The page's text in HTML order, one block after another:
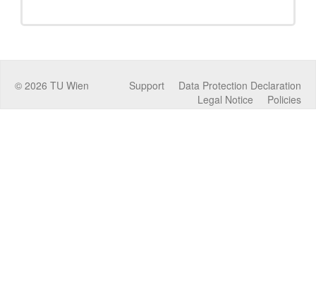
© 2026 TU Wien Data Protection Declaration
Support
Policies
Legal Notice